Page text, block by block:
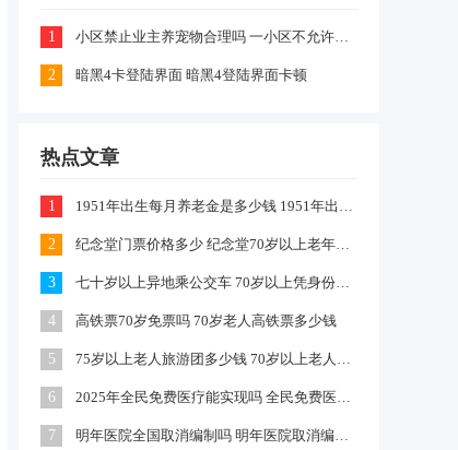
1 小区禁止业主养宠物合理吗 一小区不允许业主喂养猫咪和狗狗是怎么回事
2 暗黑4卡登陆界面 暗黑4登陆界面卡顿
热点文章
1 1951年出生每月养老金是多少钱 1951年出生的今年怎么算养老金
2 纪念堂门票价格多少 纪念堂70岁以上老年人免票吗
3 七十岁以上异地乘公交车 70岁以上凭身份证可乘公交车吗
4 高铁票70岁免票吗 70岁老人高铁票多少钱
5 75岁以上老人旅游团多少钱 70岁以上老人去九寨沟报团多少钱
6 2025年全民免费医疗能实现吗 全民免费医疗在中国能实现吗
7 明年医院全国取消编制吗 明年医院取消编制吗